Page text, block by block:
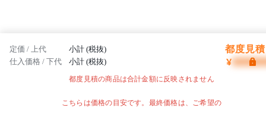
定価 / 上代 小計 (税抜) 都度見
仕入価格 / 下代 小計 (税抜) ¥
都度見積の商品は合計金額に反映されません
こちらは価格の目安です。最終価格は、ご希望の